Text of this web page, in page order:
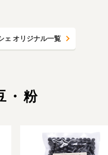
ェ オリジナル一覧
・粉